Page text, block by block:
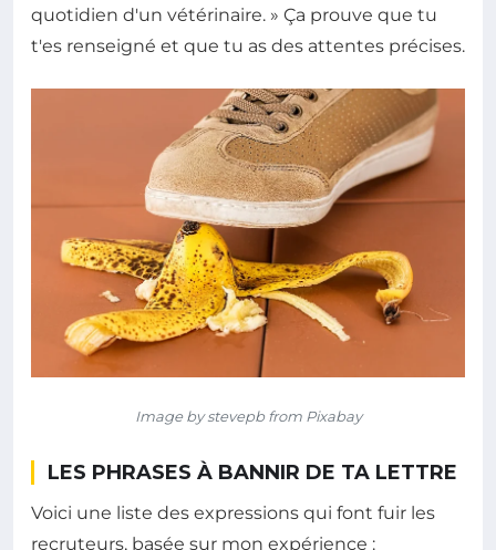
quotidien d'un vétérinaire. » Ça prouve que tu
t'es renseigné et que tu as des attentes précises.
Image by stevepb from Pixabay
LES PHRASES À BANNIR DE TA LETTRE
Voici une liste des expressions qui font fuir les
recruteurs, basée sur mon expérience :